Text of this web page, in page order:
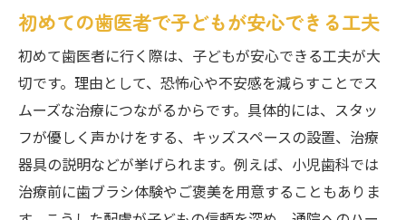
歯医者が信頼される理由と柏市の特徴
柏市の小児歯科で安心できるポイントとは
口コミで評判のいい歯医者の見極め方
柏市で小児歯科を選ぶときの注意点
子育て世代に人気の歯医者の魅力に迫る
安心感を重視した柏市の歯医者選び
子育て世代にやさしい歯医者選びのコツ
初めての歯医者で子どもが安心できる工夫
初めて歯医者に行く際は、子どもが安心できる工夫が大
切です。理由として、恐怖心や不安感を減らすことでス
ムーズな治療につながるからです。具体的には、スタッ
フが優しく声かけをする、キッズスペースの設置、治療
器具の説明などが挙げられます。例えば、小児歯科では
治療前に歯ブラシ体験やご褒美を用意することもありま